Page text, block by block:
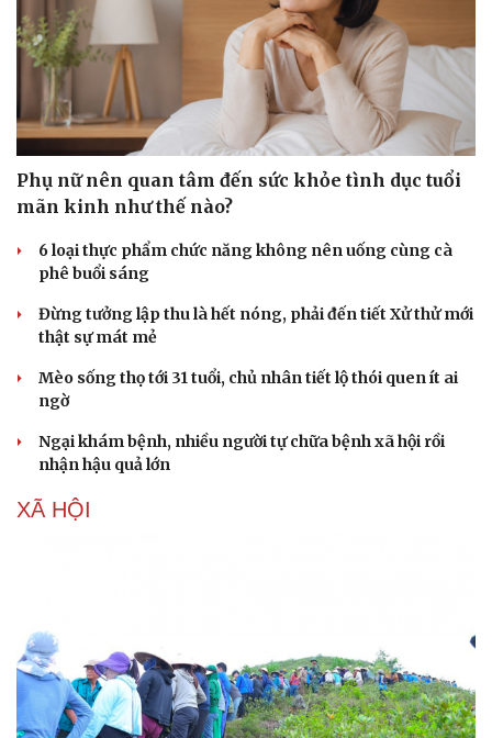
Phụ nữ nên quan tâm đến sức khỏe tình dục tuổi
mãn kinh như thế nào?
6 loại thực phẩm chức năng không nên uống cùng cà
phê buổi sáng
Đừng tưởng lập thu là hết nóng, phải đến tiết Xử thử mới
thật sự mát mẻ
Mèo sống thọ tới 31 tuổi, chủ nhân tiết lộ thói quen ít ai
ngờ
Ngại khám bệnh, nhiều người tự chữa bệnh xã hội rồi
nhận hậu quả lớn
XÃ HỘI